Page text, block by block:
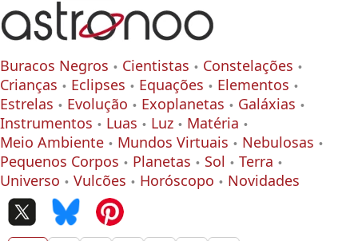
Buracos Negros Cientistas
Constelações
Crianças
Eclipses Equações
Elementos
Estrelas
Evolução Exoplanetas
Galáxias
Instrumentos
Luas Luz
Matéria
Meio Ambiente
Mundos Virtuais
Nebulosas
Pequenos Corpos
Planetas Sol
Terra
Universo
Vulcões Horóscopo Novidades